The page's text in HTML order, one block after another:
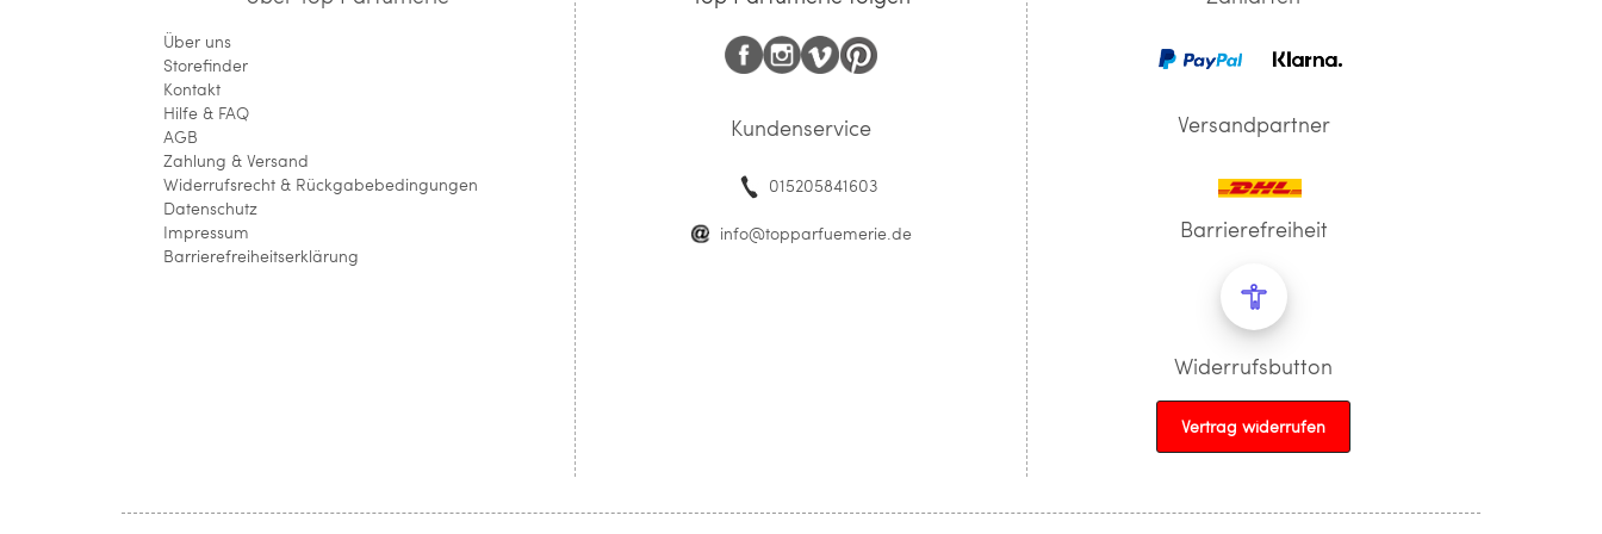
Über uns
Storefinder
Kontakt
Hilfe & FAQ
AGB
Zahlung & Versand
Widerrufsrecht & Rückgabebedingungen
Datenschutz
Impressum
Barrierefreiheitserklärung
Kundenservice
015205841603
info@topparfuemerie.de
Versandpartner
Barrierefreiheit
Widerrufsbutton
Vertrag widerrufen